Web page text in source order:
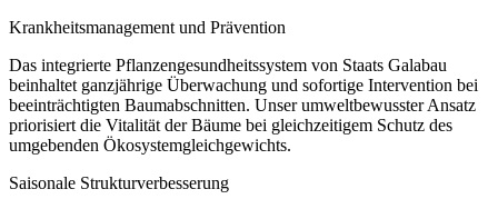
Krankheitsmanagement und Prävention
Das integrierte Pflanzengesundheitssystem von Staats Galabau
beinhaltet ganzjährige Überwachung und sofortige Intervention bei
beeinträchtigten Baumabschnitten. Unser umweltbewusster Ansatz
priorisiert die Vitalität der Bäume bei gleichzeitigem Schutz des
umgebenden Ökosystemgleichgewichts.
Saisonale Strukturverbesserung